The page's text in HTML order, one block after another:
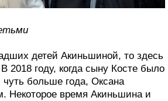
детей Акиньшиной, то здесь
2018 году, когда сыну Косте было
больше года, Оксана
Некоторое время Акиньшина и